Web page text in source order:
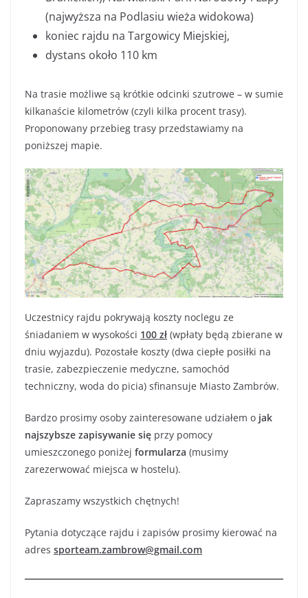
(najwyższa na Podlasiu wieża widokowa)
koniec rajdu na Targowicy Miejskiej,
dystans około 110 km
Na trasie możliwe są krótkie odcinki szutrowe – w sumie
kilkanaście kilometrów (czyli kilka procent trasy).
Proponowany przebieg trasy przedstawiamy na
poniższej mapie.
Uczestnicy rajdu pokrywają koszty noclegu ze
śniadaniem w wysokości 100 zł (wpłaty będą zbierane w
dniu wyjazdu). Pozostałe koszty (dwa ciepłe posiłki na
trasie, zabezpieczenie medyczne, samochód
techniczny, woda do picia) sfinansuje Miasto Zambrów.
Bardzo prosimy osoby zainteresowane udziałem o jak
najszybsze zapisywanie się przy pomocy
umieszczonego poniżej formularza (musimy
zarezerwować miejsca w hostelu).
Zapraszamy wszystkich chętnych!
Pytania dotyczące rajdu i zapisów prosimy kierować na
adres sporteam.zambrow@gmail.com